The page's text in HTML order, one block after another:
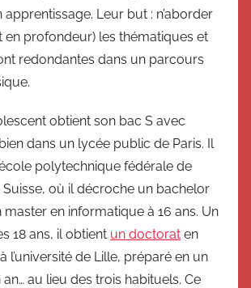
Leur but : n’aborder
en profondeur) les thématiques et
redondantes dans un parcours
obtient son bac S avec
dans un lycée public de Paris. Il
polytechnique fédérale de
Suisse, où il décroche un bachelor
master en informatique à 16 ans. Un
18 ans, il obtient un doctorat en
l’université de Lille, préparé en un
an… au lieu des trois habituels. Ce